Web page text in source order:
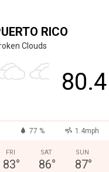
RICO
Clouds
80.4
77 % 1.4mph
FRI
83°
SAT
86°
SUN
87°